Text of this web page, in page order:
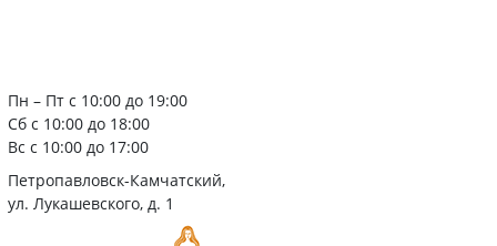
Пн – Пт с 10:00 до 19:00
Сб с 10:00 до 18:00
Вс с 10:00 до 17:00
Петропавловск-Камчатский,
ул. Лукашевского, д. 1